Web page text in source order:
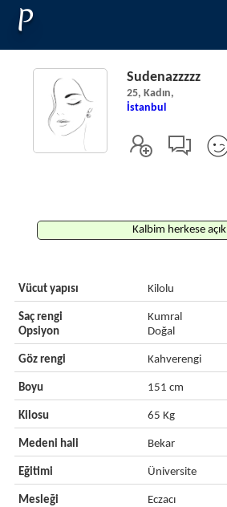
P
Sudenazzzzz
25, Kadın,
İstanbul
Kalbim herkese açık
Vücut yapısı Kilolu
Saç rengi
Opsiyon
Kumral
Doğal
Göz rengi Kahverengi
Boyu 151 cm
Kilosu 65 Kg
Medeni hali Bekar
Eğitimi Üniversite
Mesleği Eczacı